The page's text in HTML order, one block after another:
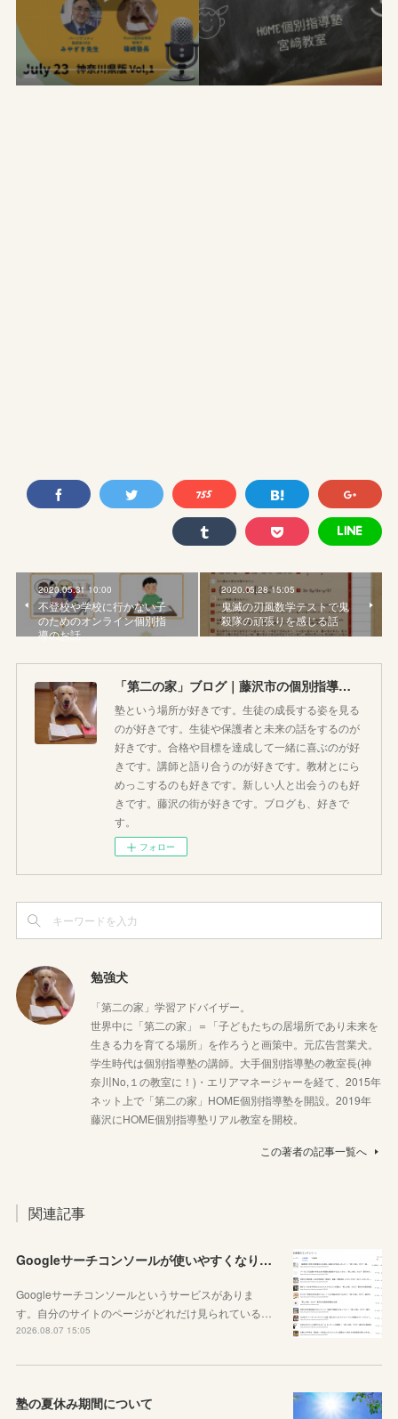
2020.05.31 10:00
不登校や学校に行かない子
のためのオンライン個別指
導のお話
2020.05.28 15:05
鬼滅の刃風数学テストで鬼
殺隊の頑張りを感じる話
「第二の家」ブログ｜藤沢市の個別指導塾のお話
塾という場所が好きです。生徒の成長する姿を見る
のが好きです。生徒や保護者と未来の話をするのが
好きです。合格や目標を達成して一緒に喜ぶのが好
きです。講師と語り合うのが好きです。教材とにら
めっこするのも好きです。新しい人と出会うのも好
きです。藤沢の街が好きです。ブログも、好きで
す。
フォロー
勉強犬
「第二の家」学習アドバイザー。
世界中に「第二の家」＝「子どもたちの居場所であり未来を
生きる力を育てる場所」を作ろうと画策中。元広告営業犬。
学生時代は個別指導塾の講師。大手個別指導塾の教室長(神
奈川No,１の教室に！)・エリアマネージャーを経て、2015年
ネット上で「第二の家」HOME個別指導塾を開設。2019年
藤沢にHOME個別指導塾リアル教室を開校。
この著者の記事一覧へ
関連記事
Googleサーチコンソールが使いやすくなりました！YouTubeも見れるように！
Googleサーチコンソールというサービスがありま
す。自分のサイトのページがどれだけ見られている…
2026.08.07 15:05
塾の夏休み期間について